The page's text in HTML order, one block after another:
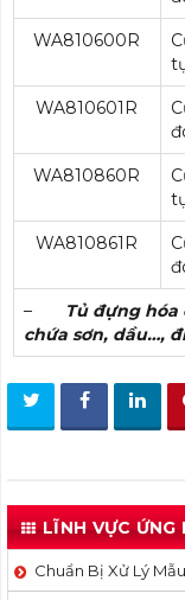
WA810600R
WA810601R
WA810860R
WA810861R
–
Tủ đựng
chứa sơn, dầu…,
LĨNH VỰC ỨNG
Chuẩn Bị Xử Lý